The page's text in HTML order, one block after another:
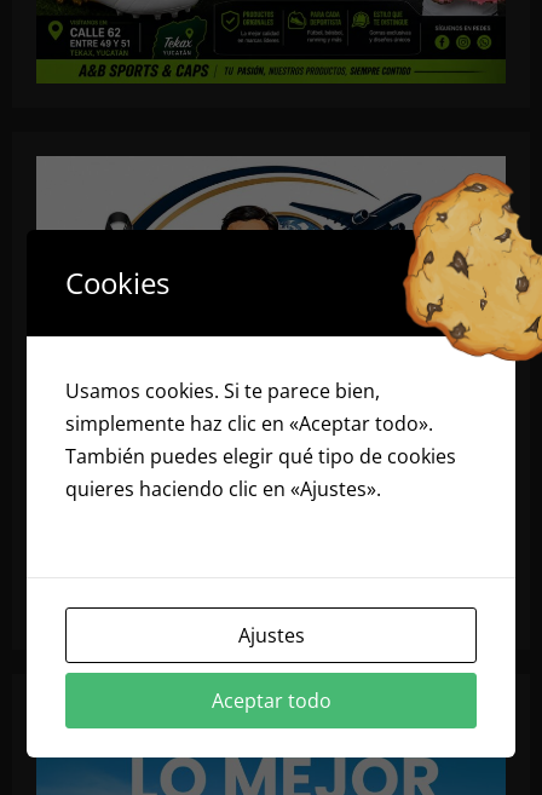
Cookies
Usamos cookies. Si te parece bien,
simplemente haz clic en «Aceptar todo».
También puedes elegir qué tipo de cookies
quieres haciendo clic en «Ajustes».
Ajustes
Aceptar todo